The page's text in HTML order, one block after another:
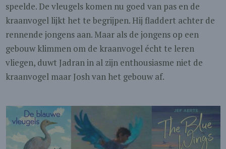
speelde. De vleugels komen nu goed van pas en de
kraanvogel lijkt het te begrijpen. Hij fladdert achter de
rennende jongens aan. Maar als de jongens op een
gebouw klimmen om de kraanvogel écht te leren
vliegen, duwt Jadran in al zijn enthousiasme niet de
kraanvogel maar Josh van het gebouw af.